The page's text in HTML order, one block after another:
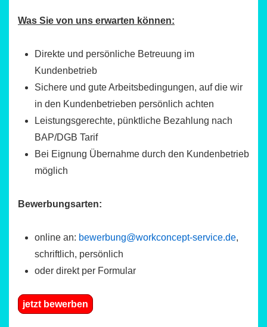
Was Sie von uns erwarten können:
Direkte und persönliche Betreuung im
Kundenbetrieb
Sichere und gute Arbeitsbedingungen, auf die wir
in den Kundenbetrieben persönlich achten
Leistungsgerechte, pünktliche Bezahlung nach
BAP/DGB Tarif
Bei Eignung Übernahme durch den Kundenbetrieb
möglich
Bewerbungsarten:
online an: bewerbung@workconcept-service.de,
schriftlich, persönlich
oder direkt per Formular
jetzt bewerben